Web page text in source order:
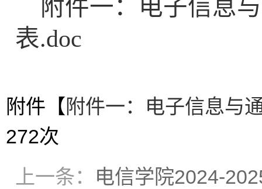
附件一：电子信息
表.doc
附件【 附件一：电子信息与
272次
上一条：
电信学院2024-